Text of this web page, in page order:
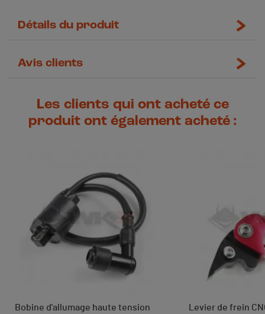
Détails du produit
Avis clients
Les clients qui ont acheté ce
produit ont également acheté :
Bobine d'allumage haute tension
Levier de frein